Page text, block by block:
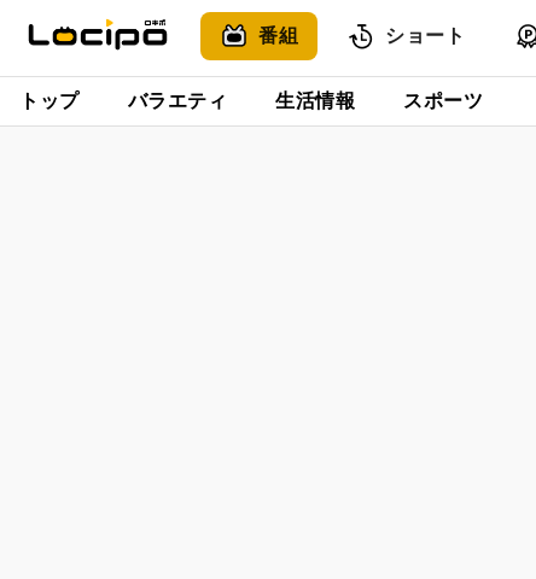
番組 ショート
トップ バラエティ 生活情報 スポーツ